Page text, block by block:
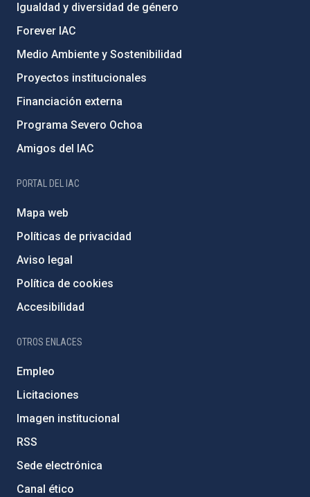
Igualdad y diversidad de género
Forever IAC
Medio Ambiente y Sostenibilidad
Proyectos institucionales
Financiación externa
Programa Severo Ochoa
Amigos del IAC
PORTAL DEL IAC
Mapa web
Políticas de privacidad
Aviso legal
Política de cookies
Accesibilidad
OTROS ENLACES
Empleo
Licitaciones
Imagen institucional
RSS
Sede electrónica
Canal ético